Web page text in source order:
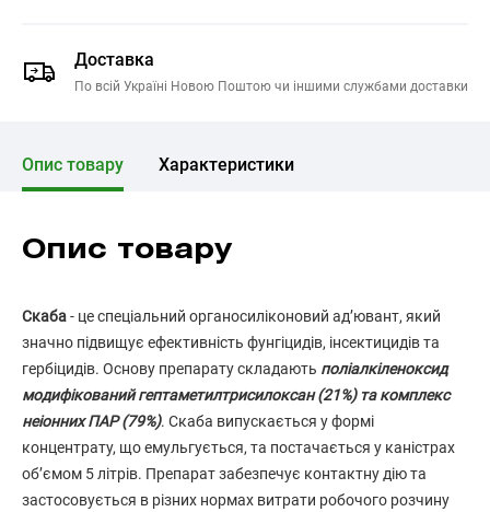
Доставка
По всій Україні Новою Поштою чи іншими службами доставки
Опис товару Характеристики
Опис товару
Скаба- це спеціальний органосиліконовий ад’ювант, який
значно підвищує ефективність фунгіцидів, інсектицидів та
гербіцидів. Основу препарату складають поліалкіленоксид
модифікований гептаметилтрисилоксан (21%) та комплекс
неіонних ПАР (79%). Скаба випускається у формі
концентрату, що емульгується, та постачається у каністрах
об’ємом 5 літрів. Препарат забезпечує контактну дію та
застосовується в різних нормах витрати робочого розчину